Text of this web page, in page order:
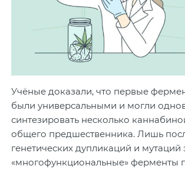
Учёные доказали, что первые
были универсальными и могли
синтезировать несколько
общего предшественника. Лишь
генетических дупликаций и мутаций
«многофункциональные» ферменты